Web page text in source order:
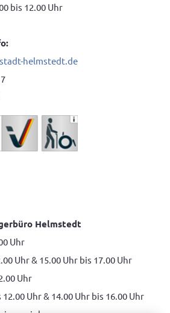
bis 12.00 Uhr
stadt-helmstedt.de
Helmstedt
Uhr
Uhr & 15.00 Uhr bis 17.00 Uhr
Uhr
Uhr & 14.00 Uhr bis 16.00 Uhr